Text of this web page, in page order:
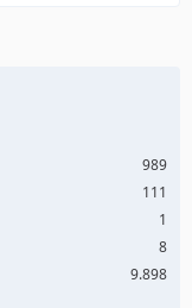
989
111
1
8
9.898